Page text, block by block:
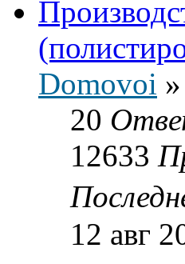
Domovoi »
20
12633
12 авг